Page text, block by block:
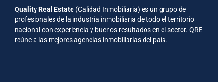
Quality Real Estate (Calidad Inmobiliaria) es un grupo de
profesionales de la industria inmobiliaria de todo el territorio
nacional con experiencia y buenos resultados en el sector. QRE
reúne a las mejores agencias inmobiliarias del país.